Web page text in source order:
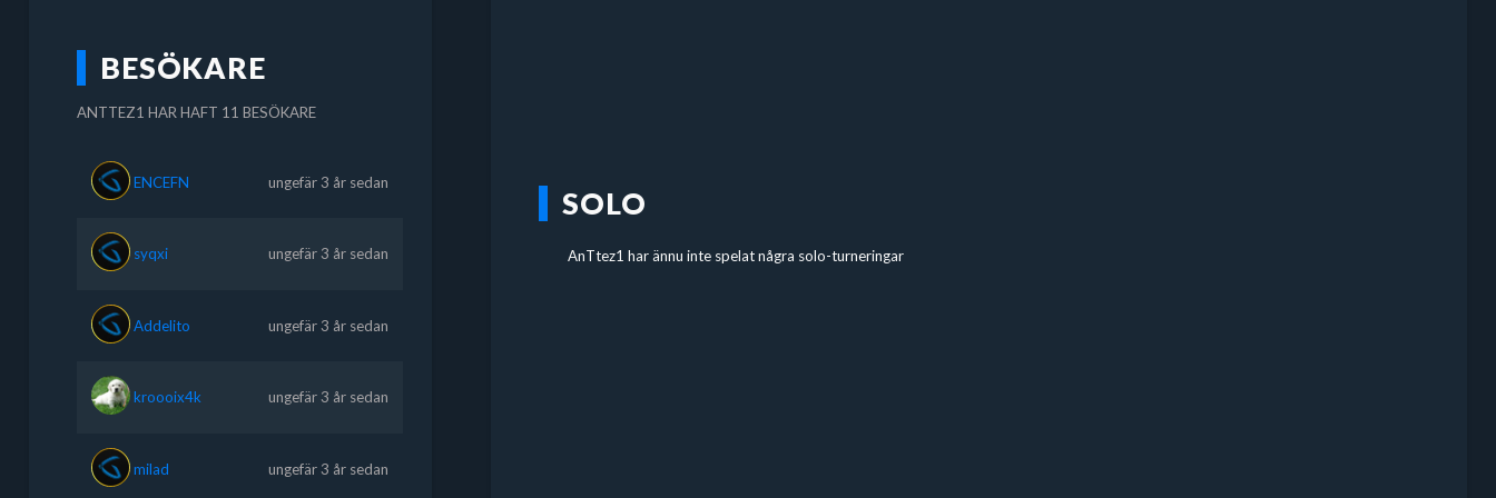
BESÖKARE
ANTTEZ1 HAR HAFT 11 BESÖKARE
ENCEFN ungefär 3 år sedan
syqxi ungefär 3 år sedan
Addelito ungefär 3 år sedan
kroooix4k ungefär 3 år sedan
milad ungefär 3 år sedan
SOLO
AnTtez1 har ännu inte spelat några solo-turneringar